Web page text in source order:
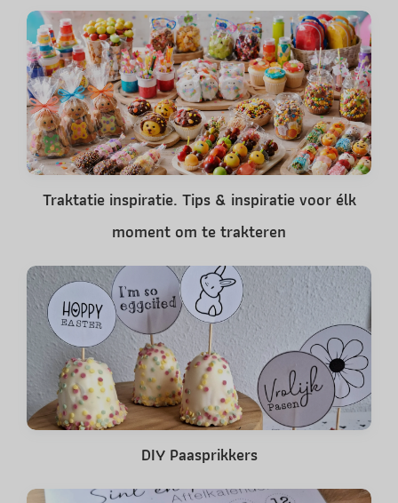
Traktatie inspiratie. Tips & inspiratie voor élk
moment om te trakteren
DIY Paasprikkers